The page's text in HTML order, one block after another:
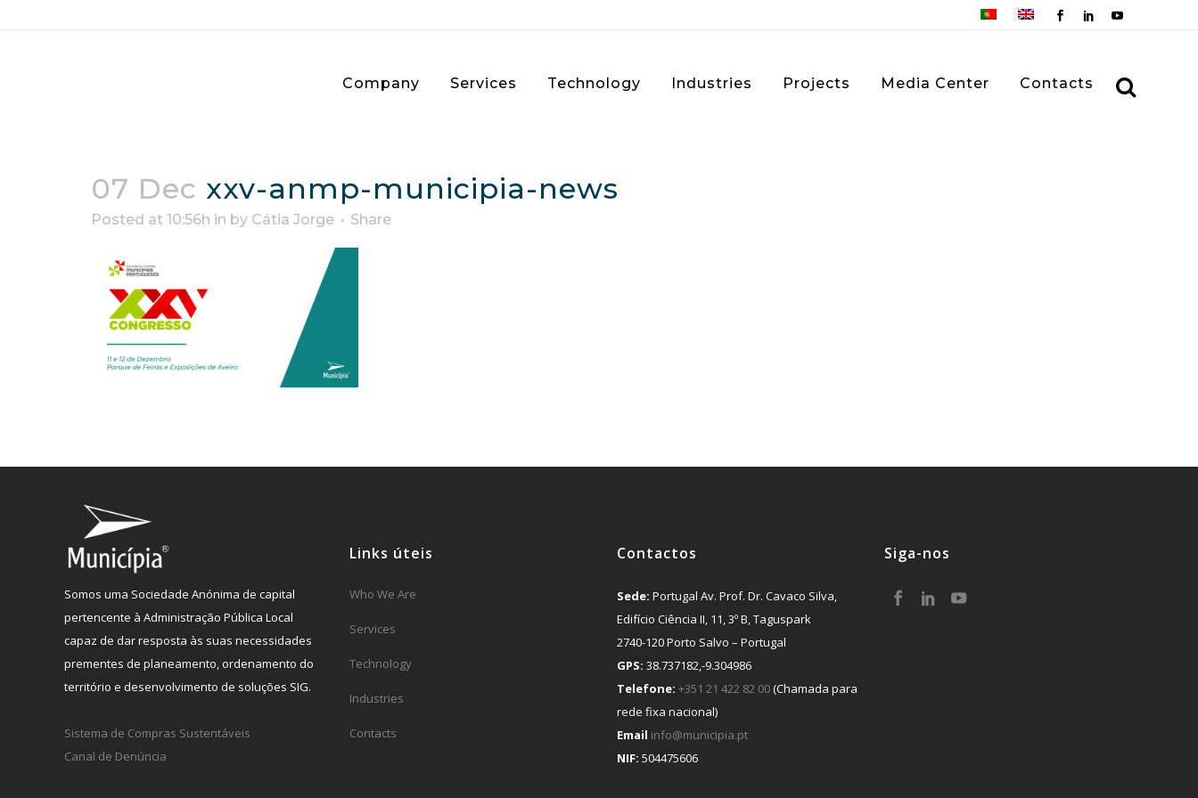
Company Services Technology Industries Projects Media Center Contacts
07 Dec xxv-anmp-municipia-news
Posted at 10:56h in by Cátia Jorge Share
Somos uma Sociedade Anónima de capital
pertencente à Administração Pública Local
capaz de dar resposta às suas necessidades
prementes de planeamento, ordenamento do
território e desenvolvimento de soluções SIG.
Sistema de Compras Sustentáveis
Canal de Denúncia
Links úteis
Who We Are
Services
Technology
Industries
Contacts
Contactos
Sede: Portugal Av. Prof. Dr. Cavaco Silva,
Edifício Ciência II, 11, 3º B, Taguspark
2740-120 Porto Salvo – Portugal
GPS: 38.737182,-9.304986
Telefone: +351 21 422 82 00(Chamada para
rede fixa nacional)
Email info@municipia.pt
NIF: 504475606
Siga-nos